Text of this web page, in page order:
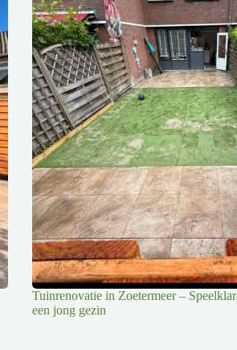
Tuinrenovatie in Zoetermeer –
een jong gezin